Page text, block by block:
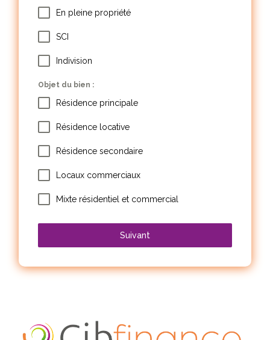
En pleine propriété
SCI
Indivision
Objet du bien :
Résidence principale
Résidence locative
Résidence secondaire
Locaux commerciaux
Mixte résidentiel et commercial
Suivant